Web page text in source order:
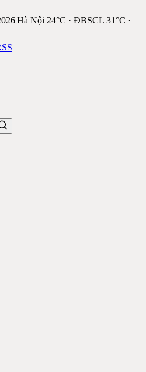
|Hà Nội 24°C · ĐBSCL 31°C ·